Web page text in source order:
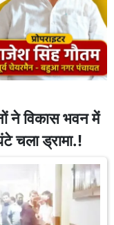
ने विकास भवन में
चला ड्रामा.!